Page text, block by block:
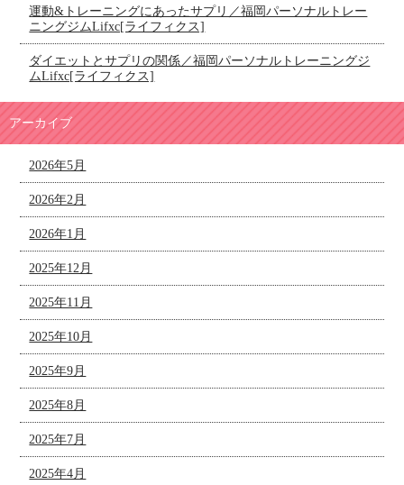
運動&トレーニングにあったサプリ／福岡パーソナルトレー
ニングジムLifxc[ライフィクス]
ダイエットとサプリの関係／福岡パーソナルトレーニングジ
ムLifxc[ライフィクス]
アーカイブ
2026年5月
2026年2月
2026年1月
2025年12月
2025年11月
2025年10月
2025年9月
2025年8月
2025年7月
2025年4月